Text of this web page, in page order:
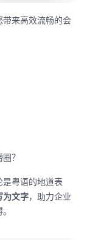
来高效流畅的会
？
是粤语的地道表
为文字，助力企业